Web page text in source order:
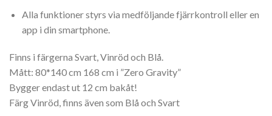
Alla funktioner styrs via medföljande fjärrkontroll eller en
app i din smartphone.
Finns i färgerna Svart, Vinröd och Blå.
Mått: 80*140 cm 168 cm i ”Zero Gravity”
Bygger endast ut 12 cm bakåt!
Färg Vinröd, finns även som Blå och Svart